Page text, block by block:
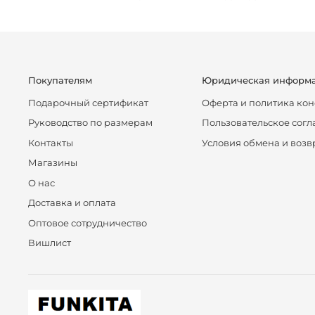
Покупателям
Подарочный сертификат
Руководство по размерам
Контакты
Магазины
О нас
Доставка и оплата
Оптовое сотрудничество
Вишлист
Юридическая
Оферта и политика
Пользовательское
Условия обмена и